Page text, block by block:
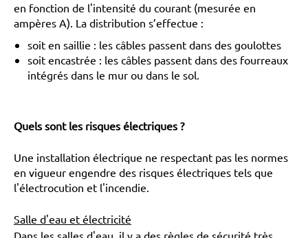
en fonction de l'intensité du courant (mesurée en
ampères A). La distribution s’effectue :
soit en saillie : les câbles passent dans des goulottes
soit encastrée : les câbles passent dans des fourreaux
intégrés dans le mur ou dans le sol.
Quels sont les risques électriques ?
Une installation électrique ne respectant pas les normes
en vigueur engendre des risques électriques tels que
l'électrocution et l'incendie.
Salle d'eau et électricité
Dans les salles d'eau, il y a des règles de sécurité très